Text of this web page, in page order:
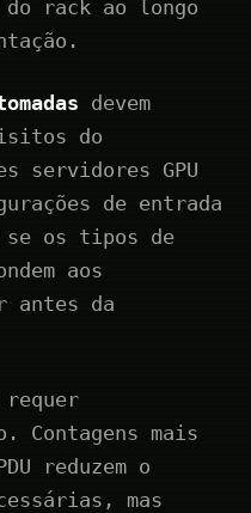
do rack ao longo
devem
do
servidores GPU
de entrada
os tipos de
aos
antes da
requer
Contagens mais
reduzem o
mas